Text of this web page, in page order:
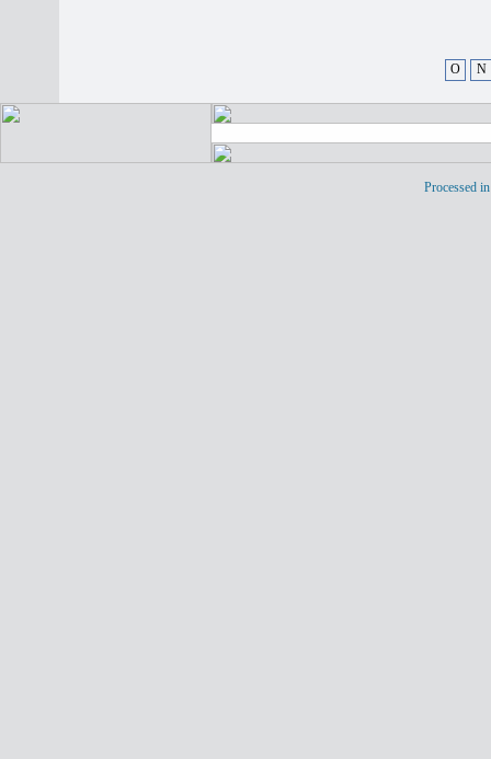
O N
Processed